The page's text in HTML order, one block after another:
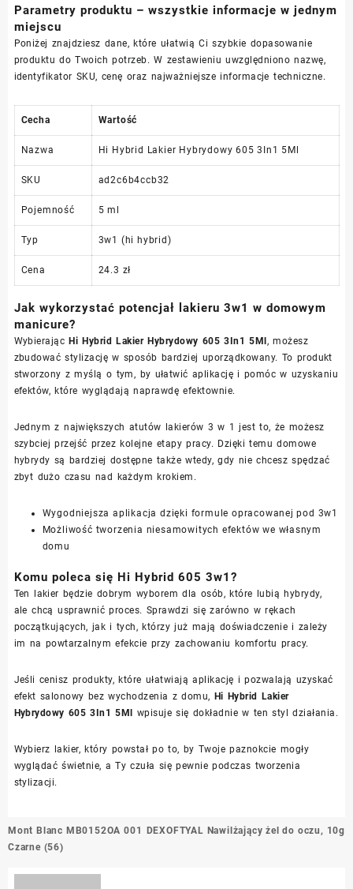
Parametry produktu – wszystkie informacje w jednym
miejscu
Poniżej znajdziesz dane, które ułatwią Ci szybkie dopasowanie
produktu do Twoich potrzeb. W zestawieniu uwzględniono nazwę,
identyfikator SKU, cenę oraz najważniejsze informacje techniczne.
Cecha Wartość
Nazwa Hi Hybrid Lakier Hybrydowy 605 3In1 5Ml
SKU ad2c6b4ccb32
Pojemność 5 ml
Typ 3w1 (hi hybrid)
Cena 24.3 zł
Jak wykorzystać potencjał lakieru 3w1 w domowym
manicure?
Wybierając Hi Hybrid Lakier Hybrydowy 605 3In1 5Ml , możesz
zbudować stylizację w sposób bardziej uporządkowany. To produkt
stworzony z myślą o tym, by ułatwić aplikację i pomóc w uzyskaniu
efektów, które wyglądają naprawdę efektownie.
Jednym z największych atutów lakierów 3 w 1 jest to, że możesz
szybciej przejść przez kolejne etapy pracy. Dzięki temu domowe
hybrydy są bardziej dostępne także wtedy, gdy nie chcesz spędzać
zbyt dużo czasu nad każdym krokiem.
Wygodniejsza aplikacja dzięki formule opracowanej pod 3w1
Możliwość tworzenia niesamowitych efektów we własnym
domu
Komu poleca się Hi Hybrid 605 3w1?
Ten lakier będzie dobrym wyborem dla osób, które lubią hybrydy,
ale chcą usprawnić proces. Sprawdzi się zarówno w rękach
początkujących, jak i tych, którzy już mają doświadczenie i zależy
im na powtarzalnym efekcie przy zachowaniu komfortu pracy.
Jeśli cenisz produkty, które ułatwiają aplikację i pozwalają uzyskać
efekt salonowy bez wychodzenia z domu, Hi Hybrid Lakier
Hybrydowy 605 3In1 5Ml
wpisuje się dokładnie w ten styl działania.
Wybierz lakier, który powstał po to, by Twoje paznokcie mogły
wyglądać świetnie, a Ty czuła się pewnie podczas tworzenia
stylizacji.
Nawigacja
wpisu
Mont Blanc MB0152OA 001
Czarne (56)
DEXOFTYAL Nawilżający żel do oczu, 10g